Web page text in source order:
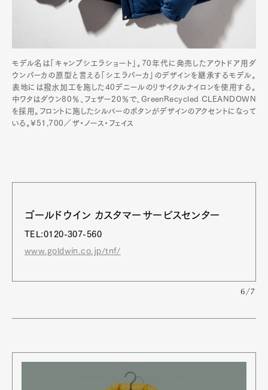
モデル名は「キャンプシエラショート」。70年代に発売したアウトドア用ダ
ウンパーカの原型と言える「シエラパーカ」のデザインを継承するモデル。
表地には撥水加工を施した40デニールのリサイクルナイロンを使用する。
中ワタはダウン80％、フェザー20％で、GreenRecycled CLEANDOWN
を採用。フロントに施したシルバーのボタンがデザインのアクセントになって
いる。¥51,700／ザ・ノース・フェイス
ゴールドウイン カスタマーサービスセンター
TEL:0120-307-560
www.goldwin.co.jp/tnf/
6/7